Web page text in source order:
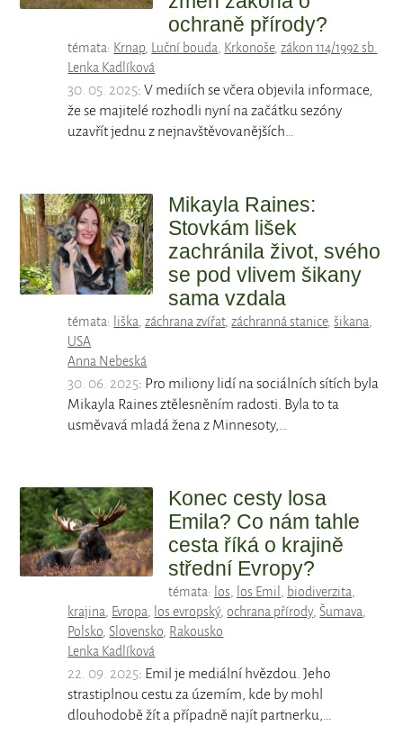
ochraně přírody?
témata: Krnap, Luční bouda, Krkonoše,zákon 114/1992 sb.
Lenka Kadlíková
30. 05. 2025: V mediích se včera objevila informace,
že se majitelé rozhodli nyní na začátku sezóny
uzavřít jednu z nejnavštěvovanějších…
Mikayla Raines:
Stovkám lišek
zachránila život, svého
se pod vlivem šikany
sama vzdala
témata: liška,záchrana zvířat,záchranná stanice,šikana,
USA
Anna Nebeská
30. 06. 2025: Pro miliony lidí na sociálních sítích byla
Mikayla Raines ztělesněním radosti. Byla to ta
usměvavá mladá žena z Minnesoty,…
Konec cesty losa
Emila? Co nám tahle
cesta říká o krajině
střední Evropy?
témata: los, los Emil , biodiverzita,
krajina, Evropa, los evropský,ochrana přírody,Šumava,
Polsko,Slovensko, Rakousko
Lenka Kadlíková
22. 09. 2025: Emil je mediální hvězdou. Jeho
strastiplnou cestu za územím, kde by mohl
dlouhodobě žít a případně najít partnerku,…